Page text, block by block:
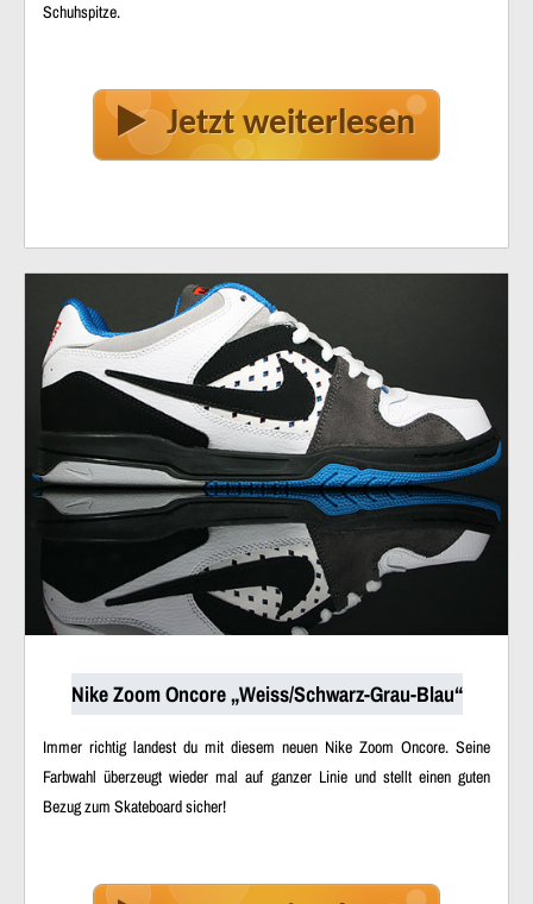
Schuhspitze.
Jetzt weiterlesen
Nike Zoom Oncore „Weiss/Schwarz-Grau-Blau“
Immer richtig landest du mit diesem neuen Nike Zoom Oncore. Seine
Farbwahl überzeugt wieder mal auf ganzer Linie und stellt einen guten
Bezug zum Skateboard sicher!